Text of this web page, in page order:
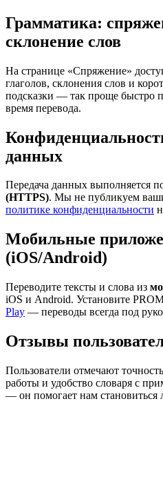
Грамматика:
склонение слов
На странице «Спряжение»
глаголов, склонения слов и
подсказки — так проще быстро
время перевода.
данных
Передача данных выполняется
(HTTPS). Мы не публикуем
политике конфиденциальности
Мобильные
(iOS/Android)
Переводите тексты и слова из
iOS и Android. Установите
Play — переводы всегда под
Отзывы
Пользователи отмечают
работы и удобство словаря с
— он помогает нам становиться